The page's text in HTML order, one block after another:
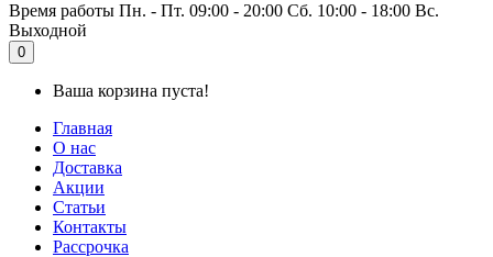
Время работы Пн. - Пт. 09:00 - 20:00 Сб. 10:00 - 18:00 Вс.
Выходной
0
Ваша корзина пуста!
Главная
О нас
Доставка
Акции
Статьи
Контакты
Рассрочка